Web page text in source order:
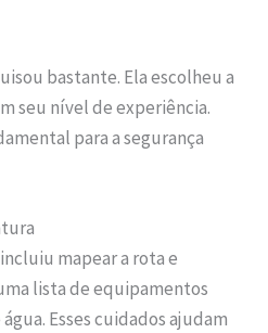
bastante. Ela escolheu a
seu nível de experiência.
para a segurança
mapear a rota e
lista de equipamentos
Esses cuidados ajudam